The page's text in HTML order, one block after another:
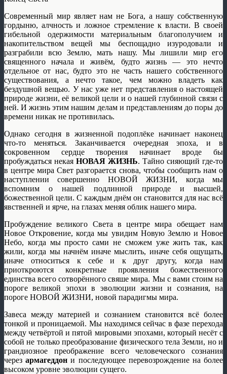
Современный мир являет нам не Бога, а нашу собственную
гордыню, алчность и ложное стремление к власти. В своей
гибельной одержимости материальным благополучием и
накопительством вещей мы беспощадно изуродовали и
разграбили всю Землю, мать нашу. Мы лишили мир его
священного начала и живём, будто жизнь — это нечто
отдельное от нас, будто это не часть нашего собственного
существования, а нечто такое, чем можно владеть как
бездушной вещью. У нас уже нет представления о настоящей
природе жизни, её великой цели и о нашей глубинной связи с
ней. И жизнь этим нашим делам и представлениям до поры до
времени никак не противилась.
Однако сегодня в жизненной подоплёке начинает наконец
что-то меняться. Заканчивается очередная эпоха, и в
сокровенном сердце творения начинает вроде бы
пробуждаться некая НОВАЯ ЖИЗНЬ. Тайно сияющий где-то
в центре мира Свет разгорается снова, чтобы сообщить нам о
наступлении совершенно НОВОЙ ЖИЗНИ, когда мы
вспомним о нашей подлинной природе и высшей,
божественной цели. С каждым днём он становится для нас всё
явственней и ярче, на глазах меняя облик нашего мира.
Пробуждение великого Света в центре мира обещает нам
Новое Откровение, когда мы увидим Новую Землю и Новое
Небо, когда мы просто сами не сможем уже жить так, как
жили, когда мы начнём иначе мыслить, иначе себя ощущать,
иначе относиться к себе и к друг другу, когда нам
приоткроются конкретные проявления божественного
единства всего сотворённого свяше мира. Мы с вами стоим на
пороге великой эпохи в эволюции жизни и сознания, на
пороге НОВОЙ ЖИЗНИ, новой парадигмы мира.
Завеса между материей и сознанием становится всё более
тонкой и проницаемой. Мы находимся сейчас в фазе перехода
между четвёртой и пятой мировыми эпохами, который несёт с
собой не только преобразование физического тела Земли, но и
грандиозное преображение всего человеческого сознания
черезармагеддон и последующее перевозрождение на более
высоком уровне эволюции сущего.